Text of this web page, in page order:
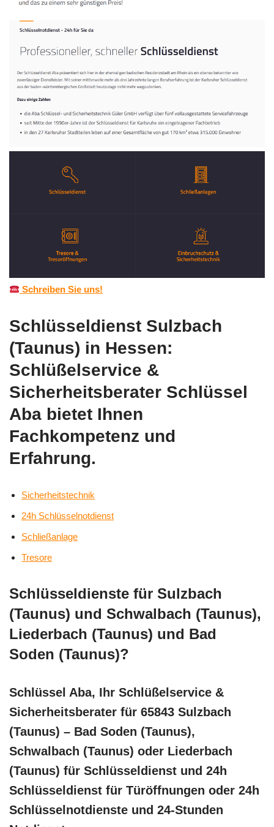
Schreiben Sie uns!
Schlüsseldienst Sulzbach
(Taunus) in Hessen:
Schlüßelservice &
Sicherheitsberater Schlüssel
Aba bietet Ihnen
Fachkompetenz und
Erfahrung.
Sicherheitstechnik
24h Schlüsselnotdienst
Schließanlage
Tresore
Schlüsseldienste für Sulzbach
(Taunus) und Schwalbach (Taunus),
Liederbach (Taunus) und Bad
Soden (Taunus)?
Schlüssel Aba, Ihr Schlüßelservice &
Sicherheitsberater für 65843 Sulzbach
(Taunus) – Bad Soden (Taunus),
Schwalbach (Taunus) oder Liederbach
(Taunus) für Schlüsseldienst und 24h
Schlüsseldienst für Türöffnungen oder 24h
Schlüsselnotdienste und 24-Stunden